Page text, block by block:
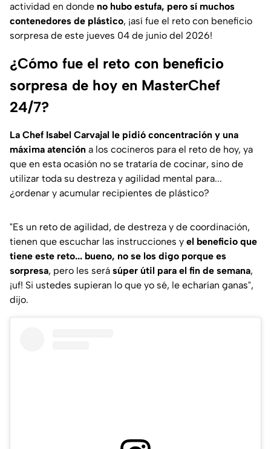
actividad en donde no hubo estufa, pero sí muchos
contenedores de plástico, ¡así fue el reto con beneficio
sorpresa de este jueves 04 de junio del 2026!
¿Cómo fue el reto con beneficio
sorpresa de hoy en MasterChef
24/7?
La Chef Isabel Carvajal le pidió concentración y una
máxima atención a los cocineros para el reto de hoy, ya
que en esta ocasión no se trataría de cocinar, sino de
utilizar toda su destreza y agilidad mental para...
¿ordenar y acumular recipientes de plástico?
"Es un reto de agilidad, de destreza y de coordinación,
tienen que escuchar las instrucciones y el beneficio que
tiene este reto... bueno, no se los digo porque es
sorpresa, pero les será súper útil para el fin de semana,
¡uf! Si ustedes supieran lo que yo sé, le echarían ganas",
dijo.